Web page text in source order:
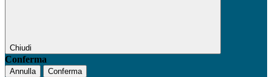
Chiudi
Conferma
Annulla Conferma